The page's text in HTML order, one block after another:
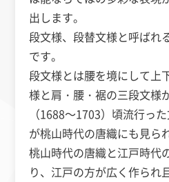
出します。
段文様、段替文様と呼ばれ
です。
段文様とは腰を境にして上
様と肩・腰・裾の三段文様
（1688～1703）頃流行っ
が桃山時代の唐織にも見ら
桃山時代の唐織と江戸時代
り、江戸の方が広く作られ